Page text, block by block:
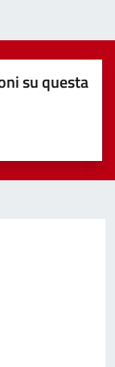
su questa